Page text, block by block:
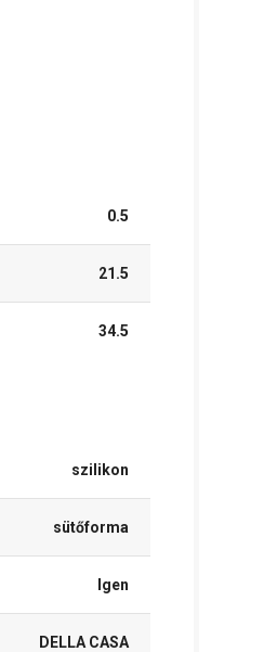
0.5
21.5
34.5
szilikon
sütőforma
Igen
DELLA CASA